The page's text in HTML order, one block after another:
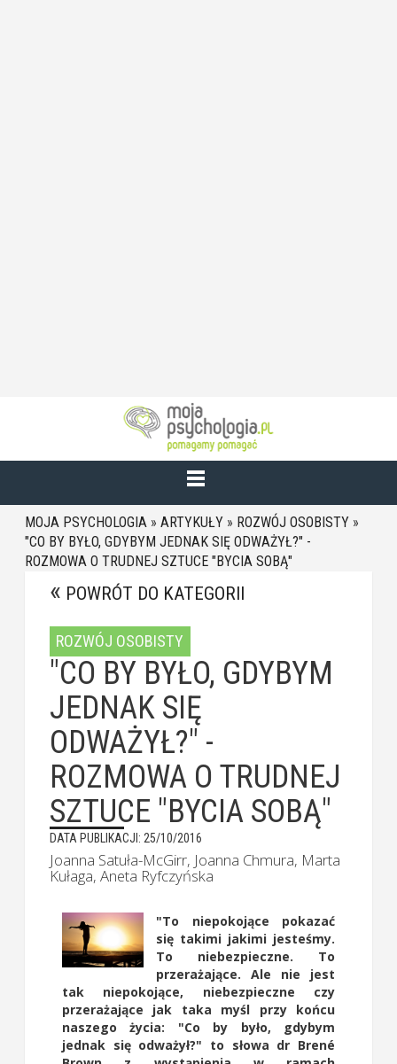
MOJA PSYCHOLOGIA » ARTYKUŁY » ROZWÓJ OSOBISTY »
"CO BY BYŁO, GDYBYM JEDNAK SIĘ ODWAŻYŁ?" -
ROZMOWA O TRUDNEJ SZTUCE "BYCIA SOBĄ"
POWRÓT DO KATEGORII
ROZWÓJ OSOBISTY
"CO BY BYŁO, GDYBYM
JEDNAK SIĘ
ODWAŻYŁ?" -
ROZMOWA O TRUDNEJ
SZTUCE "BYCIA SOBĄ"
DATA PUBLIKACJI: 25/10/2016
Joanna Satuła-McGirr, Joanna Chmura, Marta
Kułaga, Aneta Ryfczyńska
"To niepokojące pokazać
się takimi jakimi jesteśmy.
To niebezpieczne. To
przerażające. Ale nie jest
tak niepokojące, niebezpieczne czy
przerażające jak taka myśl przy końcu
naszego życia: "Co by było, gdybym
jednak się odważył?" to słowa dr Brené